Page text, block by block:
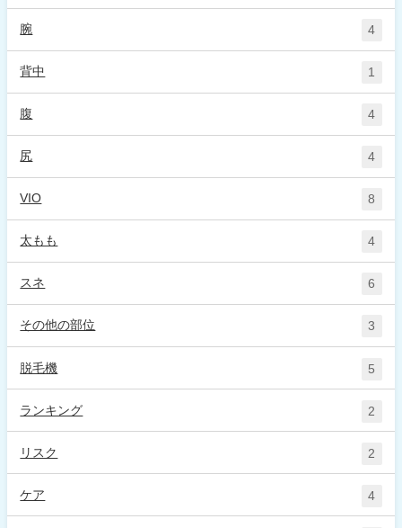
腕 4
背中 1
腹 4
尻 4
VIO 8
太もも 4
スネ 6
その他の部位 3
脱毛機 5
ランキング 2
リスク 2
ケア 4